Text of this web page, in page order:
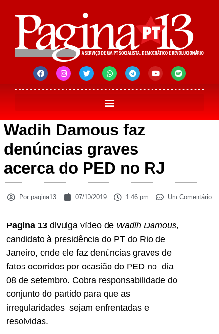
Wadih Damous faz
denúncias graves
acerca do PED no RJ
Por pagina13 07/10/2019 1:46 pm Um Comentário
Pagina 13 divulga vídeo de Wadih Damous,
candidato à presidência do PT do Rio de
Janeiro, onde ele faz denúncias graves de
fatos ocorridos por ocasião do PED no dia
08 de setembro. Cobra responsabilidade do
conjunto do partido para que as
irregularidades sejam enfrentadas e
resolvidas.